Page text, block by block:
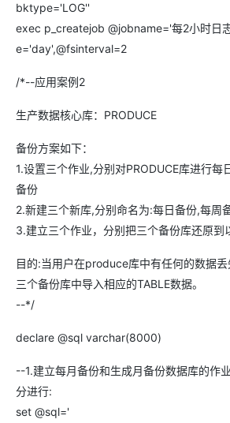
bktype='LOG''
exec p_createjob @jobname='每2小时日
e='day',@fsinterval=2
/*--应用案例2
生产数据核心库：PRODUCE
备份方案如下：
1.设置三个作业,分别对PRODUCE库进行每
备份
2.新建三个新库,分别命名为:每日备份,每周
3.建立三个作业，分别把三个备份库还原到
目的:当用户在produce库中有任何的数据
三个备份库中导入相应的TABLE数据。
--*/
declare @sql varchar(8000)
--1.建立每月备份和生成月备份数据库的作
分进行:
set @sql='